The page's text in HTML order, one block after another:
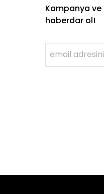
Kampanya ve
haberdar ol!